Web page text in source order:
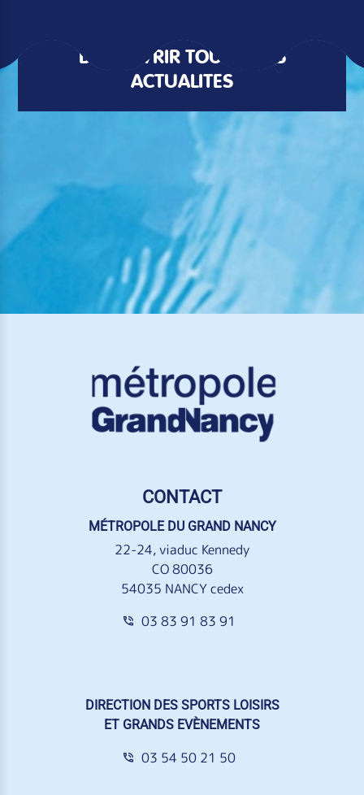
DÉCOUVRIR TOUTES LES
ACTUALITÉS
CONTACT
MÉTROPOLE DU GRAND NANCY
22-24, viaduc Kennedy
CO 80036
54035 NANCY cedex
03 83 91 83 91
DIRECTION DES SPORTS LOISIRS
ET GRANDS EVÈNEMENTS
03 54 50 21 50